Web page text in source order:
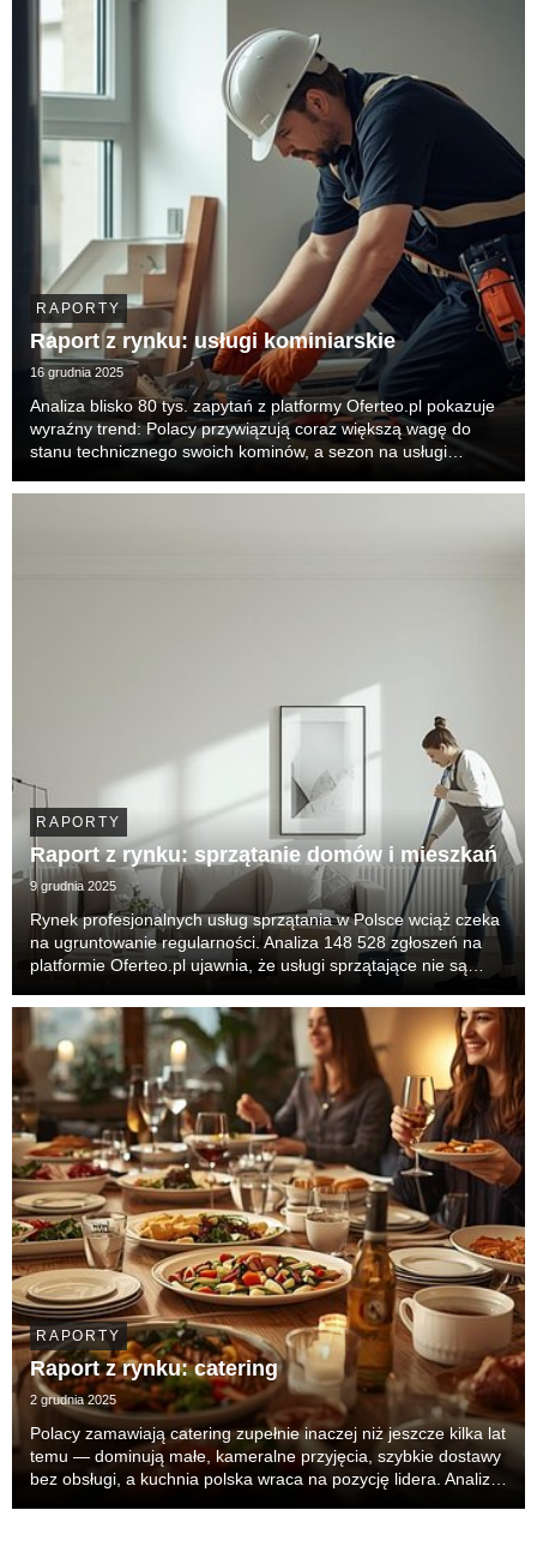
RAPORTY
Raport z rynku: usługi kominiarskie
16 grudnia 2025
Analiza blisko 80 tys. zapytań z platformy Oferteo.pl pokazuje
wyraźny trend: Polacy przywiązują coraz większą wagę do
stanu technicznego swoich kominów, a sezon na usługi
pozostawiają złudzeń — w latach 2024 i 2025 t...
RAPORTY
Raport z rynku: sprzątanie domów i mieszkań
9 grudnia 2025
Rynek profesjonalnych usług sprzątania w Polsce wciąż czeka
na ugruntowanie regularności. Analiza 148 528 zgłoszeń na
platformie Oferteo.pl ujawnia, że usługi sprzątające nie są
interwencja kryzysowa lub pilna konieczność...
RAPORTY
Raport z rynku: catering
2 grudnia 2025
Polacy zamawiają catering zupełnie inaczej niż jeszcze kilka lat
temu — dominują małe, kameralne przyjęcia, szybkie dostawy
bez obsługi, a kuchnia polska wraca na pozycję lidera. Analiza